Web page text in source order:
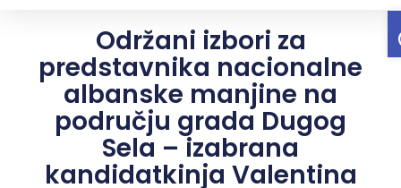
Održani izbori za
predstavnika nacionalne
albanske manjine na
području grada Dugog
Sela – izabrana
kandidatkinja Valentina